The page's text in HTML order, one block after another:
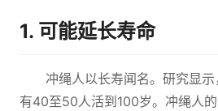
1. 可能延长寿命
冲绳人以长寿闻名。研究显
有40至50人活到100岁。冲绳人